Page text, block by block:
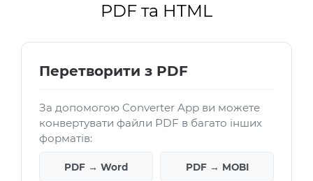
PDF та HTML
Перетворити з PDF
За допомогою Converter App ви можете
конвертувати файли PDF в багато інших
форматів:
PDF → Word PDF → MOBI